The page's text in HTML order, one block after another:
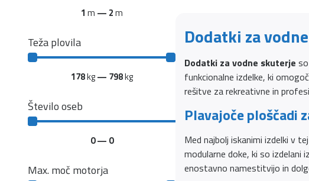
1 m — 2m
Teža plovila
178kg— 798kg
Število oseb
0— 0
Max. moč motorja
Dodatki za
Dodatki za vodne skuterje
funkcionalne izdelke, ki
rešitve za rekreativne in
Plavajoče ploščadi
Med najbolj iskanimi izdelki v
modularne doke, ki so
enostavno namestitvijo in